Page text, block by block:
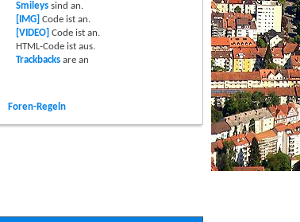
Smileys sindan.
[IMG] Code istan.
[VIDEO] Code istan.
HTML-Code istaus.
Trackbacks arean
Foren-Regeln